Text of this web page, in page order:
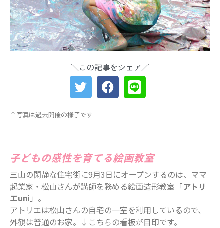
「prayers（プレイヤーズ）」オープ
ン♪ママ・パパの心にゆとりを届ける
新スポット
ららぽーとTOKYO-BAY 北館リニュー
アル ますます子連れにやさしい場所
に
災害時に“わが子を守る準備”を。海神
町南のLintos café×glico赤ちゃん向け
防災セミナー開催
てと仕事の両立」の実現を目指す米粉
ワッフルクレープ「+naturi」（プラス
ナチュリ）
表示できるコメントはありません。
＼この記事をシェア／
↑写真は過去開催の様子です
子どもの感性を育てる絵画教室
三山の閑静な住宅街に9月3日にオープンするのは、ママ
起業家・松山さんが講師を務める絵画造形教室「アトリ
エuni 」。
アトリエは松山さんの自宅の一室を利用しているので、
外観は普通のお家。↓こちらの看板が目印です。